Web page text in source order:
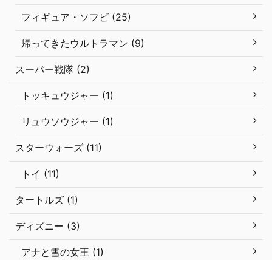
フィギュア・ソフビ (25)
帰ってきたウルトラマン (9)
スーパー戦隊 (2)
トッキュウジャー (1)
リュウソウジャー (1)
スターウォーズ (11)
トイ (11)
タートルズ (1)
ディズニー (3)
アナと雪の女王 (1)